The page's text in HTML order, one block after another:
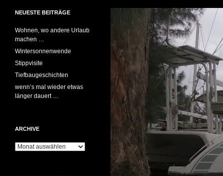
NEUESTE BEITRÄGE
Wohnen, wo andere Urlaub
machen …
Wintersonnenwende
Stippvisite
Tiefbaugeschichten
wenn’s mal wieder etwas
länger dauert …
ARCHIVE
Archive